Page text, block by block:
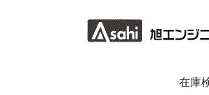
在庫